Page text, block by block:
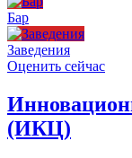
Бар
Заведения
Оценить сейчас
(ИКЦ)